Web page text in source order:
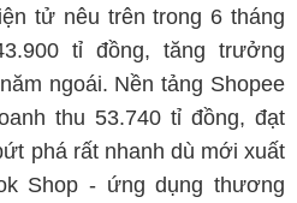
tử nêu trên trong 6 tháng
tỉ đồng, tăng trưởng
ngoái. Nền tảng Shopee
thu 53.740 tỉ đồng, đạt
phá rất nhanh dù mới xuất
Shop - ứng dụng thương